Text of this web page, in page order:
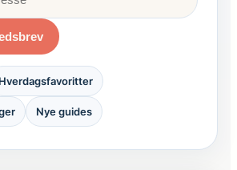
Hverdagsfavoritter
Nye guides